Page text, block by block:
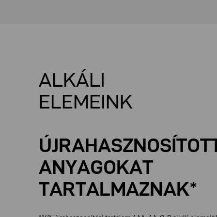
ALKÁLI
ELEMEINK
ANYAGOKAT
TARTALMAZNAK*